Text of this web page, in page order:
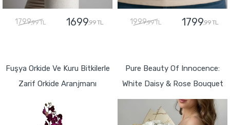
1799,99 TL 1699,99 TL 1999,99 TL 1799,99 TL
Fuşya Orkide Ve Kuru Bitkilerle
Zarif Orkide Aranjmanı
Pure Beauty Of Innocence:
White Daisy & Rose Bouquet